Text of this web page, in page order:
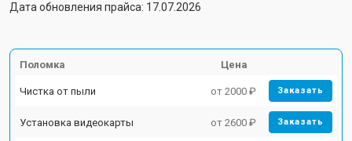
Дата обновления прайса: 17.07.2026
Поломка Цена
Чистка от пыли от 2000 ₽ Заказать
Установка видеокарты от 2600 ₽ Заказать